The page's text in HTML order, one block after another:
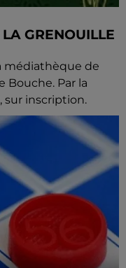
GRENOUILLE
médiathèque de
Bouche. Par la
sur inscription.